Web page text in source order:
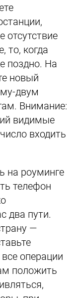
отсутствие
то, когда
поздно. На
новый
двум
Внимание:
видимые
входить
на роуминге
телефон
два пути.
—
операции
положить